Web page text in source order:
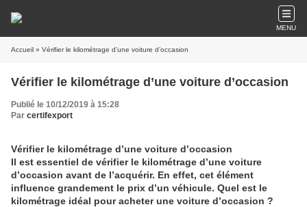
MENU
Accueil » Vérifier le kilométrage d’une voiture d’occasion
Vérifier le kilométrage d’une voiture d’occasion
Publié le 10/12/2019 à 15:28
Par certifexport
Vérifier le kilométrage d’une voiture d’occasion
Il est essentiel de vérifier le kilométrage d’une voiture
d’occasion avant de l’acquérir. En effet, cet élément
influence grandement le prix d’un véhicule. Quel est le
kilométrage idéal pour acheter une voiture d’occasion ?